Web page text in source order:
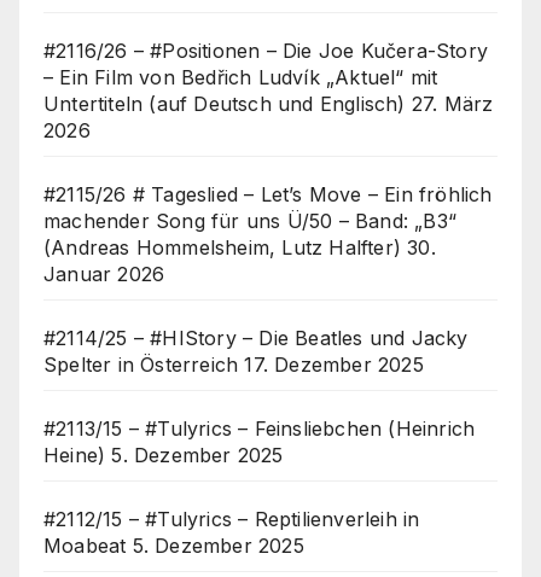
#2116/26 – #Positionen – Die Joe Kučera-Story
– Ein Film von Bedřich Ludvík „Aktuel“ mit
Untertiteln (auf Deutsch und Englisch) 27. März
2026
#2115/26 # Tageslied – Let’s Move – Ein fröhlich
machender Song für uns Ü/50 – Band: „B3“
(Andreas Hommelsheim, Lutz Halfter) 30.
Januar 2026
#2114/25 – #HIStory – Die Beatles und Jacky
Spelter in Österreich 17. Dezember 2025
#2113/15 – #Tulyrics – Feinsliebchen (Heinrich
Heine) 5. Dezember 2025
#2112/15 – #Tulyrics – Reptilienverleih in
Moabeat 5. Dezember 2025